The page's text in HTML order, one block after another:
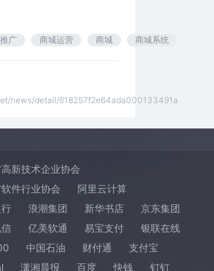
广 商城运营 商城 商城系统
news/detail/618257f2e64ada000133491a
新技术企业协会
件行业协会
阿里云计算
浪潮集团 新华书店
京东集团
亿美软通 易宝支付
银联在线
中国石油 财付通
支付宝
潇湘晨报 百度 快钱 钉钉